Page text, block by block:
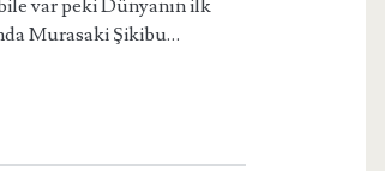
var peki Dünyanın ilk
Murasaki Şikibu…